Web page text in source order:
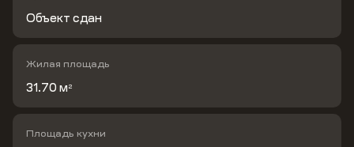
Объект сдан
Жилая площадь
31.70 м 2
Площадь кухни